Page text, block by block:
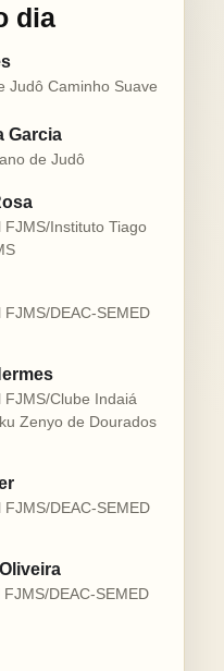
dia
Judô Caminho Suave
Garcia
de Judô
FJMS/Instituto Tiago
DEAC-SEMED
FJMS/Clube Indaiá
Zenyo de Dourados
DEAC-SEMED
DEAC-SEMED